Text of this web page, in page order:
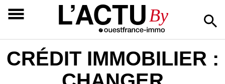
L’ACTUBy
CRÉDIT IMMOBILIER :